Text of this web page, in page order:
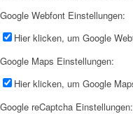
Google Webfont Einstellungen:
Hier klicken, um Google
Google Maps Einstellungen:
Hier klicken, um Google
Google reCaptcha Einstellungen: